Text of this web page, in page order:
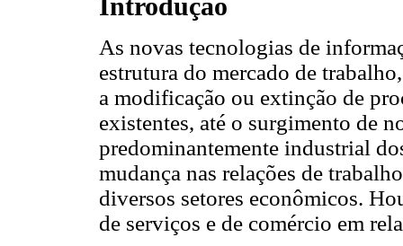
Introdução
As novas tecnologias de
estrutura do mercado de
a modificação ou extinção de
existentes, até o surgimento de
predominantemente industrial
mudança nas relações de
diversos setores econômicos.
de serviços e de comércio em